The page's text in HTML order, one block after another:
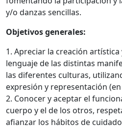
y/o danzas sencillas.
Objetivos generales:
1. Apreciar la creación
lenguaje de las distintas
las diferentes culturas,
expresión y representación
2. Conocer y aceptar el
cuerpo y el de los otros,
afianzar los hábitos de